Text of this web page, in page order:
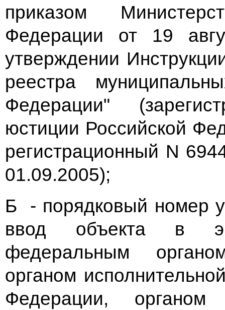
приказом
Федерации от 19
утверждении
реестра
Федерации"
юстиции Российской
регистрационный N
01.09.2005);
Б - порядковый номер
ввод объекта в
федеральным
органом
Федерации, органом